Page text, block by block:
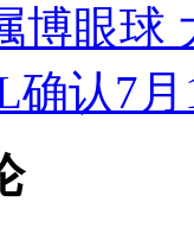
博眼球
确认7